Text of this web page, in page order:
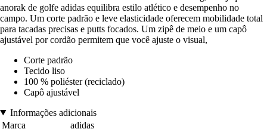
anorak de golfe adidas equilibra estilo atlético e desempenho no
campo. Um corte padrão e leve elasticidade oferecem mobilidade total
para tacadas precisas e putts focados. Um zipê de meio e um capô
ajustável por cordão permitem que você ajuste o visual,
Corte padrão
Tecido liso
100 % poliéster (reciclado)
Capô ajustável
Informações adicionais
Marca
adidas